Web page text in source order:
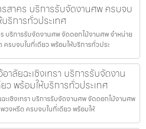
สาคร บริการรับจัดงานศพ ครบจบ
ริการทั่วประเทศ
บริการรับจัดงานศพ จัดดอกไม้งานศพ จำหน่าย
ครบจบในที่เดียว พร้อมให้บริการทั่วประ
าลัยฉะเชิงเทรา บริการรับจัดงาน
ว พร้อมให้บริการทั่วประเทศ
ะเชิงเทรา บริการรับจัดงานศพ จัดดอกไม้งานศพ
วงหรีด ครบจบในที่เดียว พร้อมให้